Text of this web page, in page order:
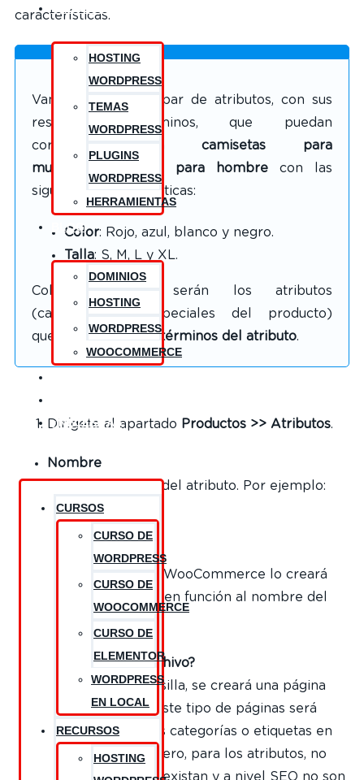
RECURSOS
HOSTING
WORDPRESS
TEMAS
WORDPRESS
PLUGINS
WORDPRESS
HERRAMIENTAS
BLOG
DOMINIOS
HOSTING
WORDPRESS
WOOCOMMERCE
¿NECESITAS
CURSOS
CURSO DE
WORDPRESS
CURSO DE
WOOCOMMERCE
CURSO DE
ELEMENTOR
WORDPRESS
EN LOCAL
RECURSOS
HOSTING
características.
Vamos a crear un par de atributos, con sus
respectivos términos, que puedan
corresponder acamisetas para
mujer
camisetas para hombrecon las
siguientes características:
Color: Rojo, azul, blanco y negro.
Talla: S, M, L y XL.
Color y talla serán los atributos
(características especiales del producto)
que
contendrán los términos del atributo.
Dirígete al apartado Productos >> Atributos.
Nombre
Indica el nombre del atributo. Por ejemplo:
Color.
Déjalo en blanco. WooCommerce lo creará
automáticamente en función al nombre del
¿Activamos el archivo?
Marcando esta casilla, se creará una página
para el atributo. Este tipo de páginas será
similar a las de las categorías o etiquetas en
WooCommerce pero, para los atributos, no
tiene sentido que existan y a nivel SEO no son